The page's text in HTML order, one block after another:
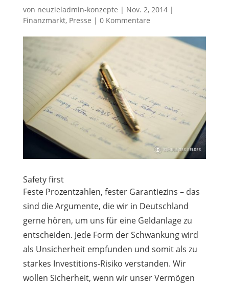
von neuzieladmin-konzepte | Nov. 2, 2014|
Finanzmarkt, Presse | 0 Kommentare
Safety first
Feste Prozentzahlen, fester Garantiezins – das
sind die Argumente, die wir in Deutschland
gerne hören, um uns für eine Geldanlage zu
entscheiden. Jede Form der Schwankung wird
als Unsicherheit empfunden und somit als zu
starkes Investitions-Risiko verstanden. Wir
wollen Sicherheit, wenn wir unser Vermögen